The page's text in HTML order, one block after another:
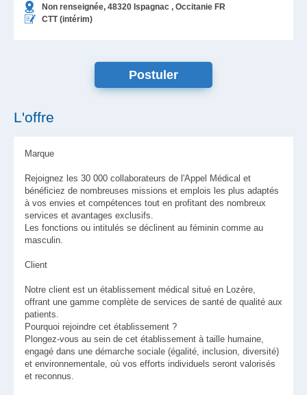
Non renseignée, 48320 Ispagnac , Occitanie FR
CTT (intérim)
L'offre
Marque
Rejoignez les 30 000 collaborateurs de l'Appel Médical et
bénéficiez de nombreuses missions et emplois les plus adaptés
à vos envies et compétences tout en profitant des nombreux
services et avantages exclusifs.
Les fonctions ou intitulés se déclinent au féminin comme au
masculin.
Client
Notre client est un établissement médical situé en Lozère,
offrant une gamme complète de services de santé de qualité aux
patients.
Pourquoi rejoindre cet établissement ?
Plongez-vous au sein de cet établissement à taille humaine,
engagé dans une démarche sociale (égalité, inclusion, diversité)
et environnementale, où vos efforts individuels seront valorisés
et reconnus.